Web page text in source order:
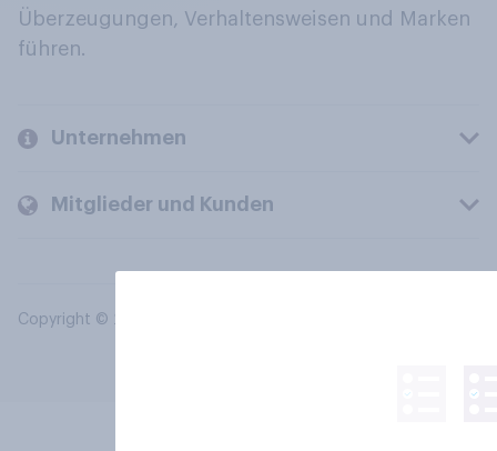
Überzeugungen, Verhaltensweisen und Marken
führen.
Unternehmen
Mitglieder und Kunden
Copyright © 2026 YouGov PLC. Alle Rechte vorbehalten.